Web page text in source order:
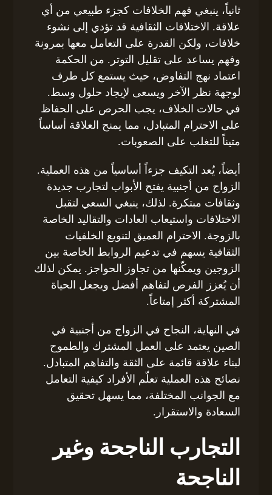
ثانياً، ينبغي فهم الخلافات كجزء طبيعي من أي
علاقة. الاختلافات الثقافية قد تؤدي إلى نشوء
خلافات، ولكن القدرة على التعامل معها بمرونة
وفهم يساعد على تقليل التوتر. من الحكمة
اعتماد نهج التفاوض، حيث يستمع كل طرف
لوجهة نظر الآخر ويسعى لإيجاد حلول وسط.
في حالات الخلاف، يجب الحرص على الحفاظ
على الاحترام المتبادل، مما يمنح العلاقة أساساً
متيناً للتغلب على الصعوبات.
أيضاً، يُعد التكيف جزءاً أساسياً من هذه العملية.
الزواج من أجنبية يفتح الأبواب لتجارب جديدة
وثقافات مبتكرة. لذلك، ينبغي السعي لتقبل
الاختلافات واستيعاب العادات والتقاليد الخاصة
بالزوجة. الاحترام العميق لتنويع الخلفيات
الثقافية يسهم في تدعيم الروابط الخاصة بين
الزوجين ويمكّنها من تجاوز الحواجز. يمكن لذلك
أن يُعزز الفرص لتفاهم أفضل ويجعل الحياة
المشتركة أكثر إمتاعاً.
في النهاية، النجاح في الزواج من أجنبية في
الصين يعتمد على العمل المشترك والطموح
لبناء علاقة قائمة على الثقة والتفاهم المتبادل.
نصائح هذه العملية تعلّم الأفراد كيفية التعامل
مع الجوانب المختلفة، مما يسهل تحقيق
السعادة والاستقرار.
التجارب الناجحة وغير
الناجحة